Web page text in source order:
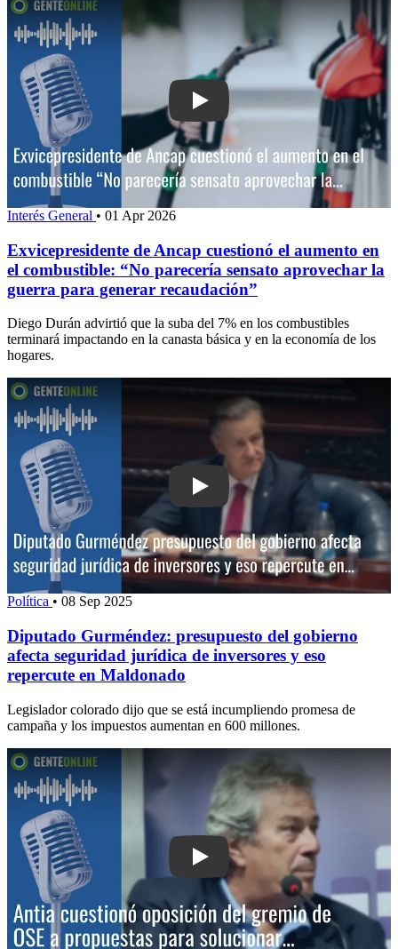
Play: Exvicepresidente de Ancap
Interés General • 01 Apr 2026
Exvicepresidente de Ancap cuestionó el aumento en
el combustible: “No parecería sensato aprovechar la
guerra para generar recaudación”
Diego Durán advirtió que la suba del 7% en los combustibles
terminará impactando en la canasta básica y en la economía de los
hogares.
Play: Diputado Gurméndez:
Política • 08 Sep 2025
Diputado Gurméndez: presupuesto del gobierno
afecta seguridad jurídica de inversores y eso
repercute en Maldonado
Legislador colorado dijo que se está incumpliendo promesa de
campaña y los impuestos aumentan en 600 millones.
Play: Antia cuestionó oposición del